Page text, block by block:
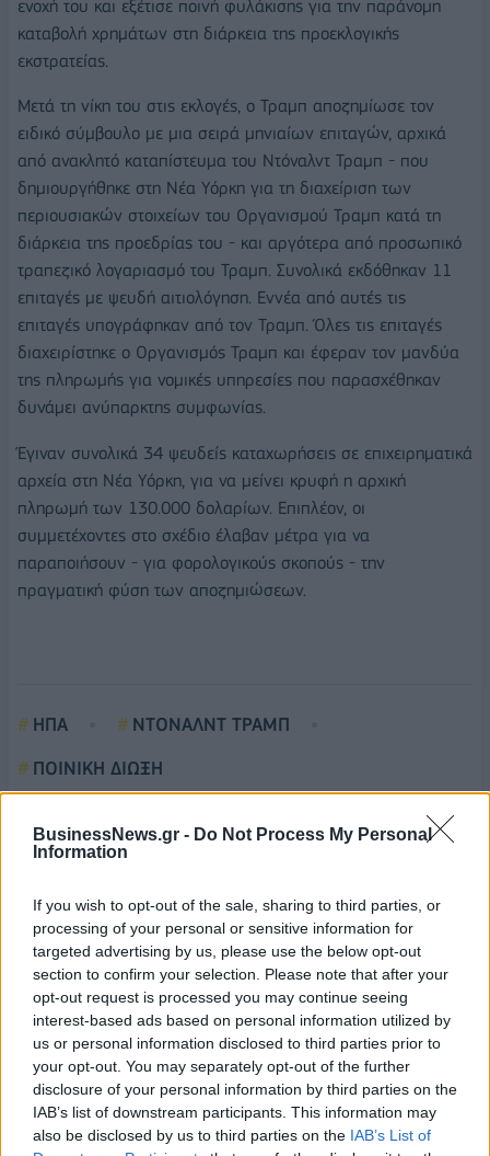
BusinessNews.gr - Do Not Process My Personal
Information
If you wish to opt-out of the sale, sharing to third parties, or
processing of your personal or sensitive information for
targeted advertising by us, please use the below opt-out
section to confirm your selection. Please note that after your
opt-out request is processed you may continue seeing
interest-based ads based on personal information utilized by
us or personal information disclosed to third parties prior to
your opt-out. You may separately opt-out of the further
disclosure of your personal information by third parties on the
IAB’s list of downstream participants. This information may
also be disclosed by us to third parties on the IAB’s List of
ενοχή του και εξέτισε ποινή φυλάκισης για την παράνομη
καταβολή χρημάτων στη διάρκεια της προεκλογικής
εκστρατείας.
Μετά τη νίκη του στις εκλογές, ο Τραμπ αποζημίωσε τον
ειδικό σύμβουλο με μια σειρά μηνιαίων επιταγών, αρχικά
από ανακλητό καταπίστευμα του Ντόναλντ Τραμπ - που
δημιουργήθηκε στη Νέα Υόρκη για τη διαχείριση των
περιουσιακών στοιχείων του Οργανισμού Τραμπ κατά τη
διάρκεια της προεδρίας του - και αργότερα από προσωπικό
τραπεζικό λογαριασμό του Τραμπ. Συνολικά εκδόθηκαν 11
επιταγές με ψευδή αιτιολόγηση. Εννέα από αυτές τις
επιταγές υπογράφηκαν από τον Τραμπ. Όλες τις επιταγές
διαχειρίστηκε ο Οργανισμός Τραμπ και έφεραν τον μανδύα
της πληρωμής για νομικές υπηρεσίες που παρασχέθηκαν
δυνάμει ανύπαρκτης συμφωνίας.
Έγιναν συνολικά 34 ψευδείς καταχωρήσεις σε επιχειρηματικά
αρχεία στη Νέα Υόρκη, για να μείνει κρυφή η αρχική
πληρωμή των 130.000 δολαρίων. Επιπλέον, οι
συμμετέχοντες στο σχέδιο έλαβαν μέτρα για να
παραποιήσουν - για φορολογικούς σκοπούς - την
πραγματική φύση των αποζημιώσεων.
ΗΠΑ
ΝΤΟΝΑΛΝΤ ΤΡΑΜΠ
ΠΟΙΝΙΚΗ ΔΙΩΞΗ